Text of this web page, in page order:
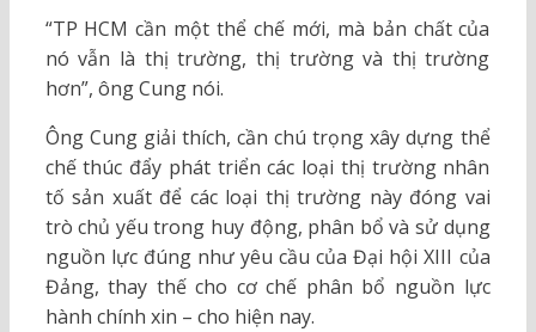
“TP HCM cần một thể chế mới, mà bản chất của
nó vẫn là thị trường, thị trường và thị trường
hơn”, ông Cung nói.
Ông Cung giải thích, cần chú trọng xây dựng thể
chế thúc đẩy phát triển các loại thị trường nhân
tố sản xuất để các loại thị trường này đóng vai
trò chủ yếu trong huy động, phân bổ và sử dụng
nguồn lực đúng như yêu cầu của Đại hội XIII của
Đảng, thay thế cho cơ chế phân bổ nguồn lực
hành chính xin – cho hiện nay.